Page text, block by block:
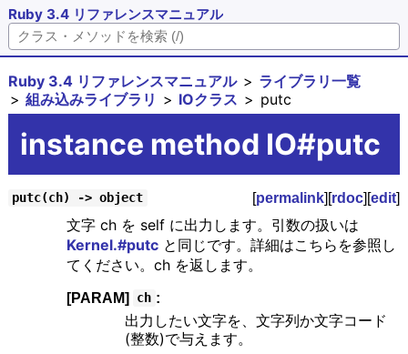
Ruby 3.4 リファレンスマニュアル
Ruby 3.4 リファレンスマニュアル
ライブラリ一覧
組み込みライブラリ
IOクラス putc
instance method IO#putc
putc(ch) -> object [permalink][rdoc][edit]
文字 ch を self に出力します。引数の扱いは
Kernel.#putcと同じです。詳細はこちらを参照し
てください。ch を返します。
[PARAM] ch :
出力したい文字を、文字列か文字コード
(整数)で与えます。